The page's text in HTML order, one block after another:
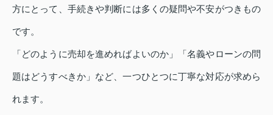
方にとって、手続きや判断には多くの疑問や不安がつきもの
です。
「どのように売却を進めればよいのか」「名義やローンの問
題はどうすべきか」など、一つひとつに丁寧な対応が求めら
れます。